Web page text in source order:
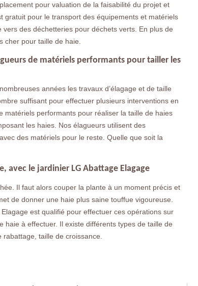
pour valuation de la faisabilité du projet et
gratuit pour le transport des équipements et matériels
des déchetteries pour déchets verts. En plus de
cher pour taille de haie.
de matériels performants pour tailler les
années les travaux d’élagage et de taille
suffisant pour effectuer plusieurs interventions en
matériels performants pour réaliser la taille de haies
les haies. Nos élagueurs utilisent des
des matériels pour le reste. Quelle que soit la
avec le jardinier LG Abattage Elagage
Il faut alors couper la plante à un moment précis et
de donner une haie plus saine touffue vigoureuse.
est qualifié pour effectuer ces opérations sur
à effectuer. Il existe différents types de taille de
taille de croissance.